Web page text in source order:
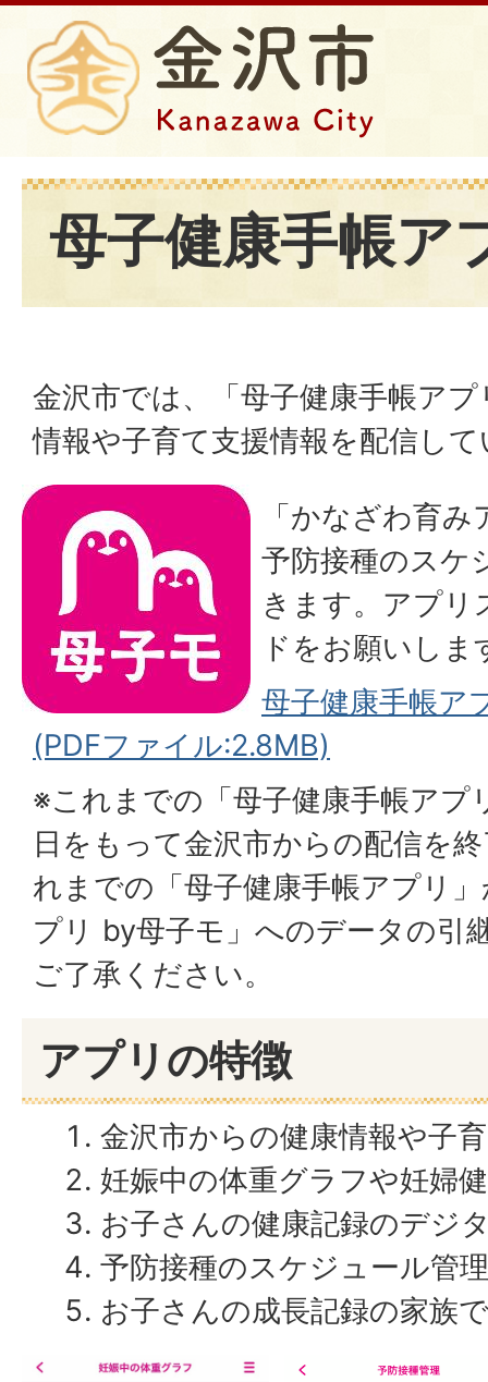
母子健康手帳ア
金沢市では、「母子健康手帳ア
情報や子育て支援情報を配信し
「かなざわ育
予防接種のスケ
きます。アプリ
ドをお願いしま
母子健康手帳ア
(PDFファイル:2.8MB)
※これまでの「母子健康手帳アプ
日をもって金沢市からの配信を
れまでの「母子健康手帳アプリ
プリ by母子モ」へのデータの引
ご了承ください。
アプリの特徴
金沢市からの健康情報や子
妊娠中の体重グラフや妊婦
お子さんの健康記録のデジ
予防接種のスケジュール管理
お子さんの成長記録の家族